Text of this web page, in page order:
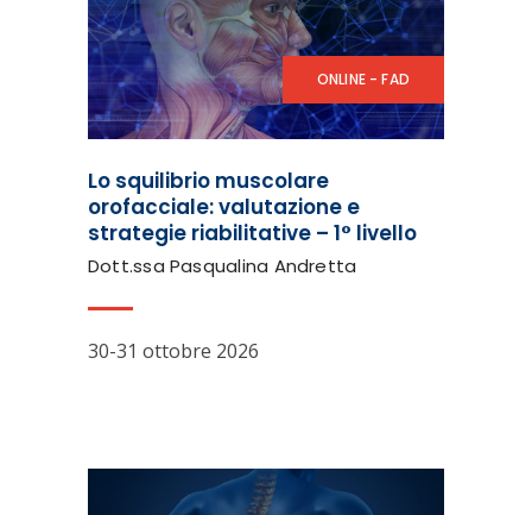
ONLINE - FAD
Lo squilibrio muscolare
orofacciale: valutazione e
strategie riabilitative – 1° livello
Dott.ssa Pasqualina Andretta
30-31 ottobre 2026